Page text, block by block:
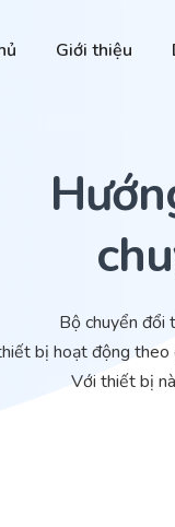
Giới thiệu
Bộ chuyển đổi tín
bị hoạt động theo
Với thiết bị này